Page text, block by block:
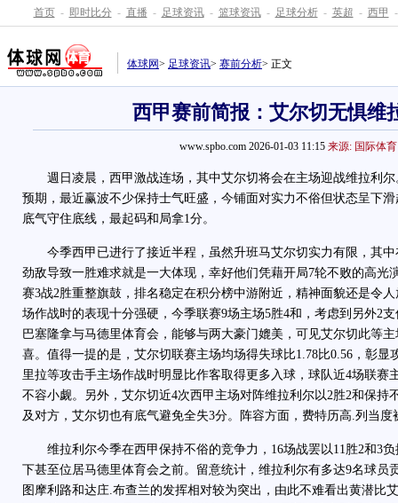
首页 - 即时比分 - 直播 - 足球资讯 - 篮球资讯 - 足球分析 - 英超 - 西甲 -
体球网> 足球资讯> 赛前分析> 正文
西甲赛前简报：艾尔切无惧维
www.spbo.com 2026-01-03 11:15 来源: 国际体育
週日凌晨，西甲激战连场，其中艾尔切将会在主场迎战维拉利尔
预期，最近赢波不少保持士气旺盛，今铺面对实力不俗但状态呈下
底气守住底线，最起码和局拿1分。
今季西甲已进行了接近半程，虽然升班马艾尔切实力有限，其中
劲敌导致一胜难求就是一大体现，幸好他们凭藉开局7轮不败的高光
赛3战2胜重整旗鼓，排名稳定在积分榜中游附近，精神面貌还是令
场作战时的表现十分强硬，今季联赛9场主场5胜4和，考虑到另外2
巴塞隆拿与马德里体育会，能够与两大豪门媲美，可见艾尔切此等
喜。值得一提的是，艾尔切联赛主场均场得失球比1.78比0.56，彰显
里拉等攻击手主场作战时明显比作客取得更多入球，球队近4场联赛
不容小觑。另外，艾尔切近4次西甲主场对阵维拉利尔以2胜2和保持
及对方，艾尔切也有底气避免全失3分。阵容方面，费特历高.列当度
维拉利尔今季在西甲保持不俗的竞争力，16场战罢以11胜2和3负
下甚至位居马德里体育会之前。留意统计，维拉利尔有多达9名球员
图摩利路和达庄.布查兰的发挥相对较为突出，由此不难看出黄潜比